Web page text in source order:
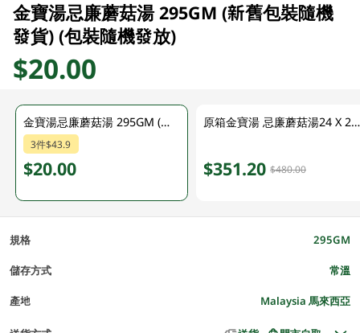
金寶湯忌廉蘑菇湯 295GM (新舊包裝隨機
發貨) (包裝隨機發放)
$20.00
金寶湯忌廉蘑菇湯 295GM (新舊包裝隨機發貨) (包裝隨機發放)
3件$43.9
$20.00
原箱金寶湯 忌廉蘑菇湯24 X 295GM (新舊包裝隨機發貨)
$351.20 $480.00
規格 295GM
儲存方式 常溫
產地 Malaysia 馬來西亞